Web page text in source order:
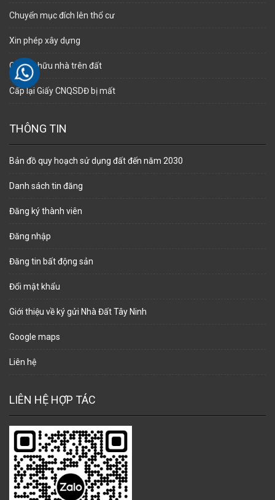
Chuyển mục đích lên thổ cư
Xin phép xây dựng
Cấp sở hữu nhà trên đất
Cấp lại Giấy CNQSDĐ bị mất
THÔNG TIN
Bản đồ quy hoạch sử dụng đất đến năm 2030
Danh sách tin đăng
Đăng ký thành viên
Đăng nhập
Đăng tin bất động sản
Đổi mật khẩu
Giới thiệu về ký gửi Nhà Đất Tây Ninh
Google maps
Liên hệ
LIÊN HỆ HỢP TÁC